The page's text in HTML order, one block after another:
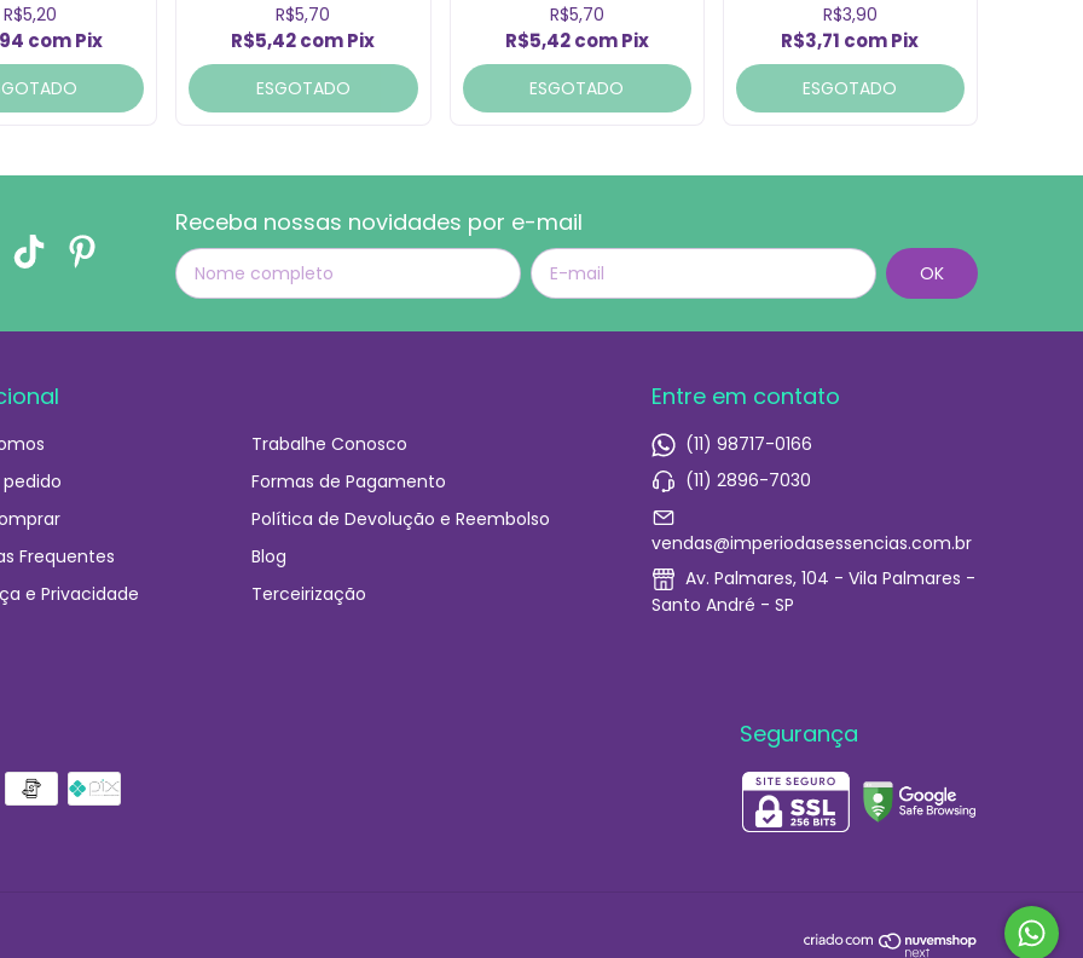
R$5,20
comPix
R$5,70
R$5,42comPix
ESGOTADO
R$5,70
R$5,42com Pix
ESGOTADO
R$3,90
R$3,71 comPix
ESGOTADO
Receba nossas novidades por e-mail
Frequentes
e Privacidade
Trabalhe Conosco
Formas de Pagamento
Política de Devolução e Reembolso
Blog
Terceirização
Entre em contato
(11) 98717-0166
(11) 2896-7030
vendas@imperiodasessencias.com.br
Av. Palmares, 104 - Vila Palmares -
Santo André - SP
Segurança